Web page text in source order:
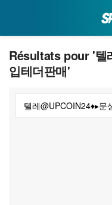
Résultats pour '텔
입테더판매'